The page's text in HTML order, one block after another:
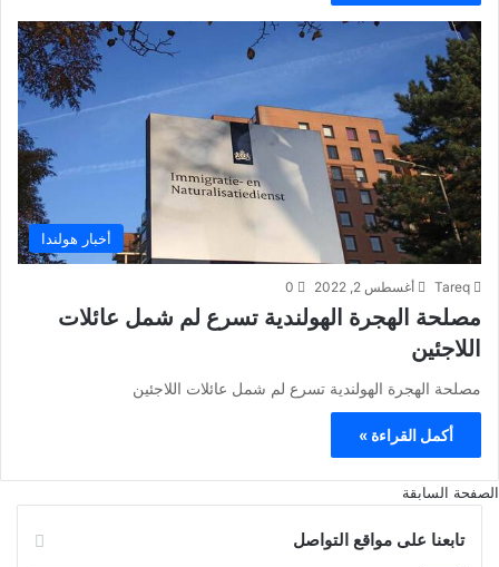
أخبار هولندا
Tareq أغسطس 2, 2022 0
مصلحة الهجرة الهولندية تسرع لم شمل عائلات
اللاجئين
مصلحة الهجرة الهولندية تسرع لم شمل عائلات اللاجئين
أكمل القراءة »
الصفحة السابقة
تابعنا على مواقع التواصل